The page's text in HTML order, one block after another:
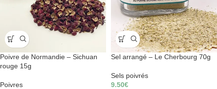
Poivre de Normandie – Sichuan
rouge 15g
Poivres
Sel arrangé – Le Cherbourg 70g
Sels poivrés
9.50€